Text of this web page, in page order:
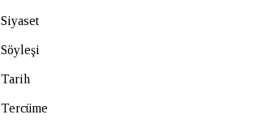
Siyaset
Söyleşi
Tarih
Tercüme